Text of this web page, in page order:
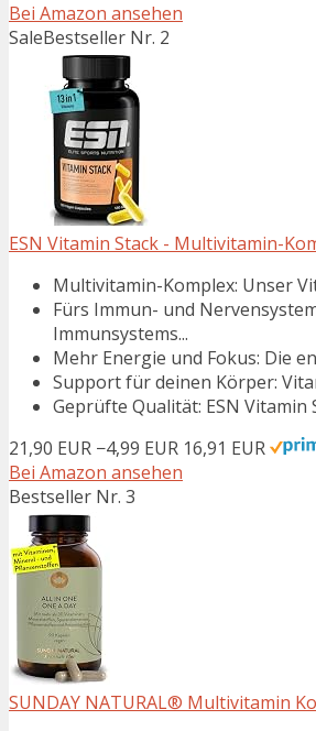
Bei Amazon ansehen
SaleBestseller Nr. 2
ESN Vitamin Stack - Multivitamin-
Multivitamin-Komplex: Unser
Fürs Immun- und
Immunsystems...
Mehr Energie und Fokus: Die
Support für deinen Körper:
Geprüfte Qualität: ESN
21,90 EUR −4,99 EUR 16,91 EUR
Bei Amazon ansehen
Bestseller Nr. 3
SUNDAY NATURAL® Multivitamin